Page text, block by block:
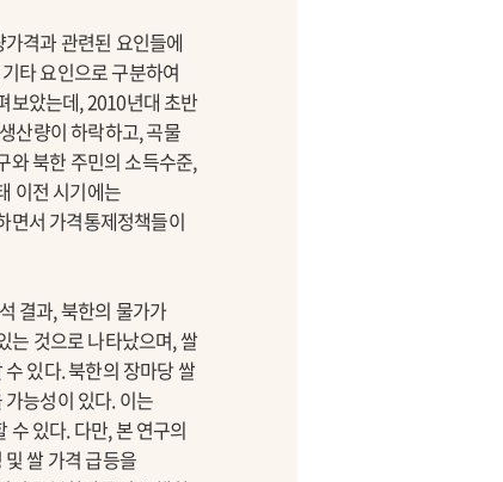
격과 관련된 요인들에
타 요인으로 구분하여
보았는데, 2010년대 초반
산량이 하락하고, 곡물
와 북한 주민의 소득수준,
이전 시기에는
면서 가격통제정책들이
결과, 북한의 물가가
는 것으로 나타났으며, 쌀
있다. 북한의 장마당 쌀
능성이 있다. 이는
있다. 다만, 본 연구의
쌀 가격 급등을